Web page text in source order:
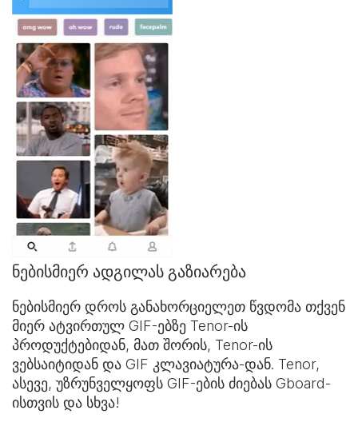
ნებისმიერ ადგილას გაზიარება
ნებისმიერ დროს განახორციელეთ წვდომა თქვენ
მიერ ატვირთულ GIF-ებზე Tenor-ის
პროდუქტებიდან, მათ შორის, Tenor-ის
ვებსაიტიდან და GIF კლავიატურა-დან. Tenor,
ასევე, უზრუნველყოფს GIF-ების ძიებას Gboard-
ისთვის და სხვა!